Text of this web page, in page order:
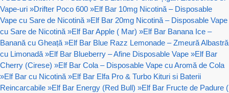
Vape-uri »Drifter Poco 600 »Elf Bar 10mg Nicotină – Disposable
Vape cu Sare de Nicotină »Elf Bar 20mg Nicotină – Disposable Vape
cu Sare de Nicotină »Elf Bar Apple ( Mar) »Elf Bar Banana Ice –
Banană cu Gheață »Elf Bar Blue Razz Lemonade – Zmeură Albastră
cu Limonadă »Elf Bar Blueberry – Afine Disposable Vape »Elf Bar
Cherry (Cirese) »Elf Bar Cola – Disposable Vape cu Aromă de Cola
»Elf Bar cu Nicotină »Elf Bar Elfa Pro & Turbo Kituri si Baterii
Reincarcabile »Elf Bar Energy (Red Bull) »Elf Bar Fructe de Padure (